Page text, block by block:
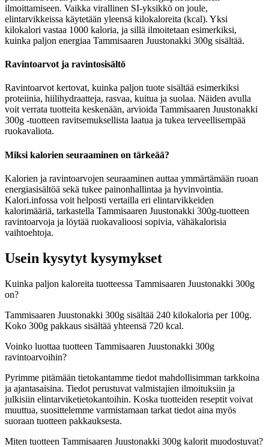
ilmoittamiseen. Vaikka virallinen SI-yksikkö on joule,
elintarvikkeissa käytetään yleensä kilokaloreita (kcal). Yksi
kilokalori vastaa 1000 kaloria, ja sillä ilmoitetaan esimerkiksi,
kuinka paljon energiaa Tammisaaren Juustonakki 300g sisältää.
Ravintoarvot ja ravintosisältö
Ravintoarvot kertovat, kuinka paljon tuote sisältää esimerkiksi
proteiinia, hiilihydraatteja, rasvaa, kuitua ja suolaa. Näiden avulla
voit verrata tuotteita keskenään, arvioida Tammisaaren Juustonakki
300g -tuotteen ravitsemuksellista laatua ja tukea terveellisempää
ruokavaliota.
Miksi kalorien seuraaminen on tärkeää?
Kalorien ja ravintoarvojen seuraaminen auttaa ymmärtämään ruoan
energiasisältöä sekä tukee painonhallintaa ja hyvinvointia.
Kalori.infossa voit helposti vertailla eri elintarvikkeiden
kalorimääriä, tarkastella Tammisaaren Juustonakki 300g-tuotteen
ravintoarvoja ja löytää ruokavalioosi sopivia, vähäkalorisia
vaihtoehtoja.
Usein kysytyt kysymykset
Kuinka paljon kaloreita tuotteessa Tammisaaren Juustonakki 300g
on?
Tammisaaren Juustonakki 300g sisältää 240 kilokaloria per 100g.
Koko 300g pakkaus sisältää yhteensä 720 kcal.
Voinko luottaa tuotteen Tammisaaren Juustonakki 300g
ravintoarvoihin?
Pyrimme pitämään tietokantamme tiedot mahdollisimman tarkkoina
ja ajantasaisina. Tiedot perustuvat valmistajien ilmoituksiin ja
julkisiin elintarviketietokantoihin. Koska tuotteiden reseptit voivat
muuttua, suosittelemme varmistamaan tarkat tiedot aina myös
suoraan tuotteen pakkauksesta.
Miten tuotteen Tammisaaren Juustonakki 300g kalorit muodostuvat?